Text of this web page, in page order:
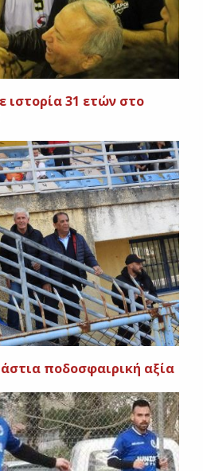
ιστορία 31 ετών στο
ποδοσφαιρική αξία